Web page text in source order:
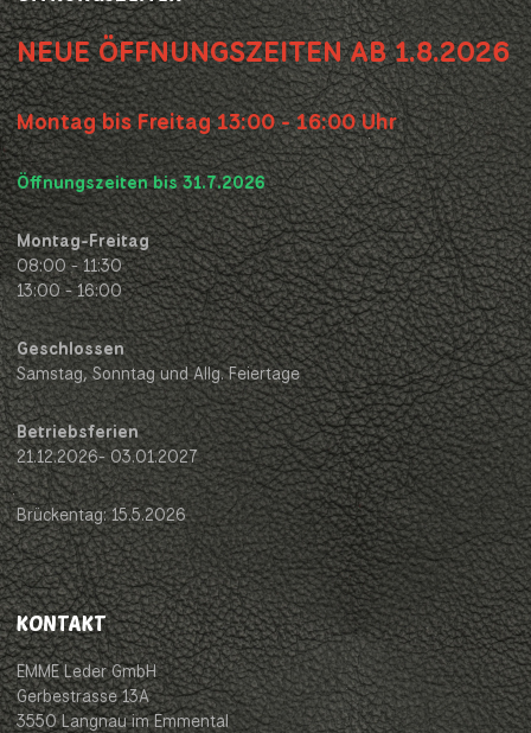
NEUE ÖFFNUNGSZEITEN AB 1.8.2026
Montag bis Freitag 13:00 - 16:00 Uhr
Öffnungszeiten bis 31.7.2026
Montag-Freitag
08:00 - 11:30
13:00 - 16:00
Geschlossen
Samstag, Sonntag und Allg. Feiertage
Betriebsferien
21.12.2026- 03.01.2027
Brückentag: 15.5.2026
KONTAKT
EMME Leder GmbH
Gerbestrasse 13A
3550 Langnau im Emmental